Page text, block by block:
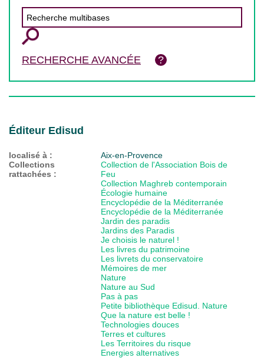
RECHERCHE AVANCÉE
Éditeur Edisud
localisé à :
Aix-en-Provence
Collections
rattachées :
Collection de l'Association Bois de
Feu
Collection Maghreb contemporain
Écologie humaine
Encyclopédie de la Méditerranée
Encyclopédie de la Méditerranée
Jardin des paradis
Jardins des Paradis
Je choisis le naturel !
Les livres du patrimoine
Les livrets du conservatoire
Mémoires de mer
Nature
Nature au Sud
Pas à pas
Petite bibliothèque Edisud. Nature
Que la nature est belle !
Technologies douces
Terres et cultures
Les Territoires du risque
Energies alternatives